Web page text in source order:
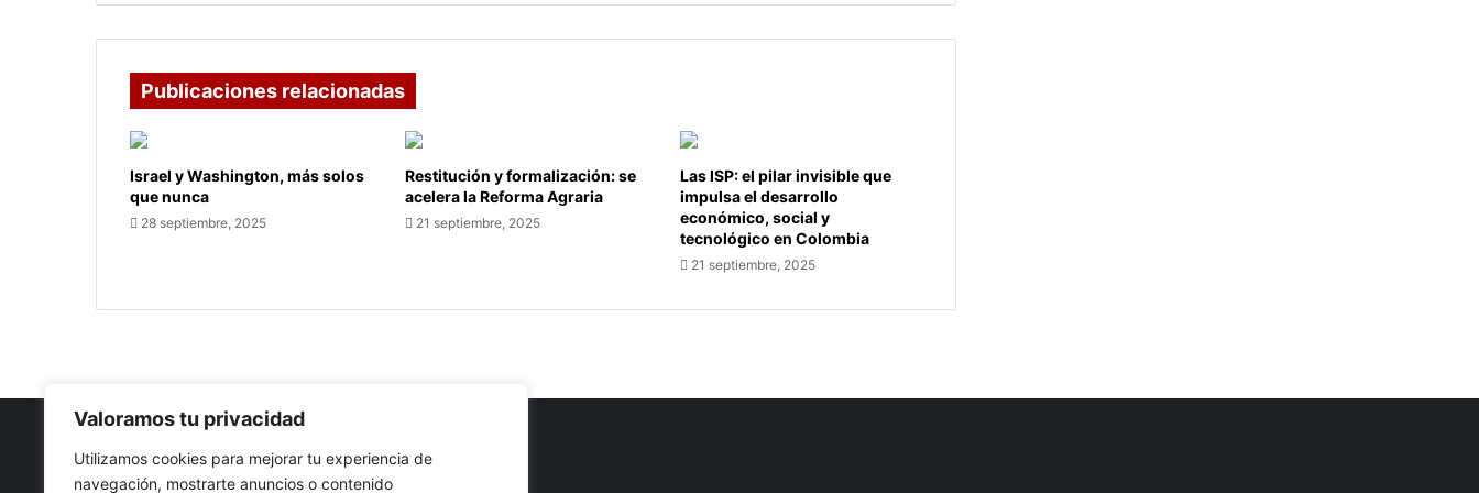
Valoramos tu privacidad
Utilizamos cookies para mejorar tu experiencia de
navegación, mostrarte anuncios o contenido
Publicaciones relacionadas
Israel y Washington, más solos
que nunca
28 septiembre, 2025
Restitución y formalización: se
acelera la Reforma Agraria
21 septiembre, 2025
Las ISP: el pilar invisible que
impulsa el desarrollo
económico, social y
tecnológico en Colombia
21 septiembre, 2025